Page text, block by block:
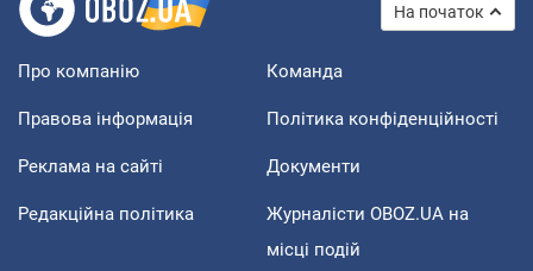
На початок
Про компанію Команда
Правова інформація Політика конфіденційності
Реклама на сайті Документи
Редакційна політика
Журналісти OBOZ.UA на
місці подій